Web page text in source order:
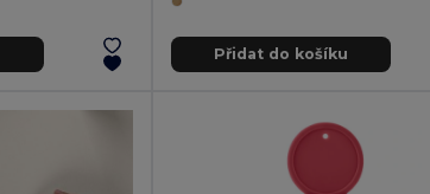
Přidat do košíku